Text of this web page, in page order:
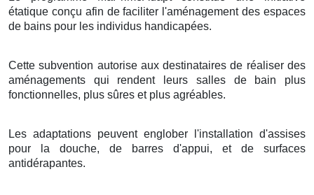
étatique conçu afin de faciliter l'aménagement des espaces
de bains pour les individus handicapées.
Cette subvention autorise aux destinataires de réaliser des
aménagements qui rendent leurs salles de bain plus
fonctionnelles, plus sûres et plus agréables.
Les adaptations peuvent englober l'installation d'assises
pour la douche, de barres d'appui, et de surfaces
antidérapantes.